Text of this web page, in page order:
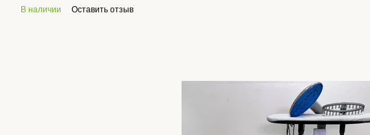
В наличии Оставить отзыв